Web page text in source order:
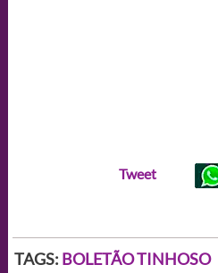
Tweet
TAGS: BOLETÃO TINHOSO